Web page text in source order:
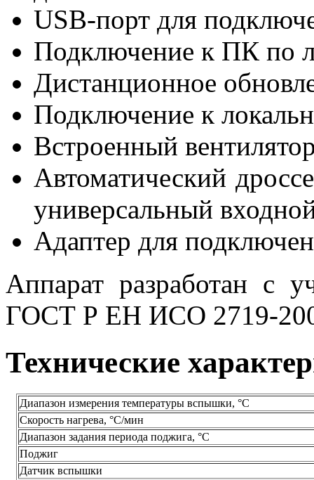
USB-порт для
Подключение к ПК по
Дистанционное
Подключение к
Встроенный
Автоматический
универсальный
Адаптер для
Аппарат разработан с
ГОСТ Р ЕН ИСО 2719-
Технические
Диапазон измерения температуры вспышки, °C
Скорость нагрева, °C/мин
Диапазон задания периода поджига, °C
Поджиг
Датчик вспышки